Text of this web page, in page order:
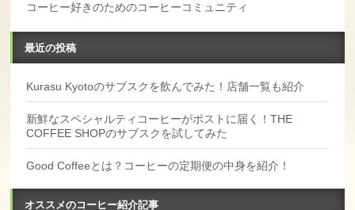
コーヒー好きのためのコーヒーコミュニティ
最近の投稿
Kurasu Kyotoのサブスクを飲んでみた！店舗一覧も紹介
新鮮なスペシャルティコーヒーがポストに届く！THE
COFFEE SHOPのサブスクを試してみた
Good Coffeeとは？コーヒーの定期便の中身を紹介！
オススメのコーヒー紹介記事